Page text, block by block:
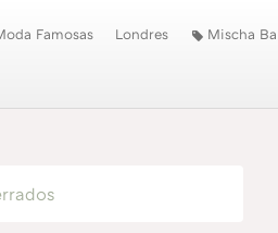
Famosas Londres Mischa